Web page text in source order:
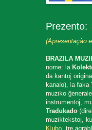
Prezento:
(Apresentação
BRAZILA
nome: la
da kantoj
kanalo), la faka
muziko
instrumentoj,
Tradukado
muziktekstoj,
Klubo, tre